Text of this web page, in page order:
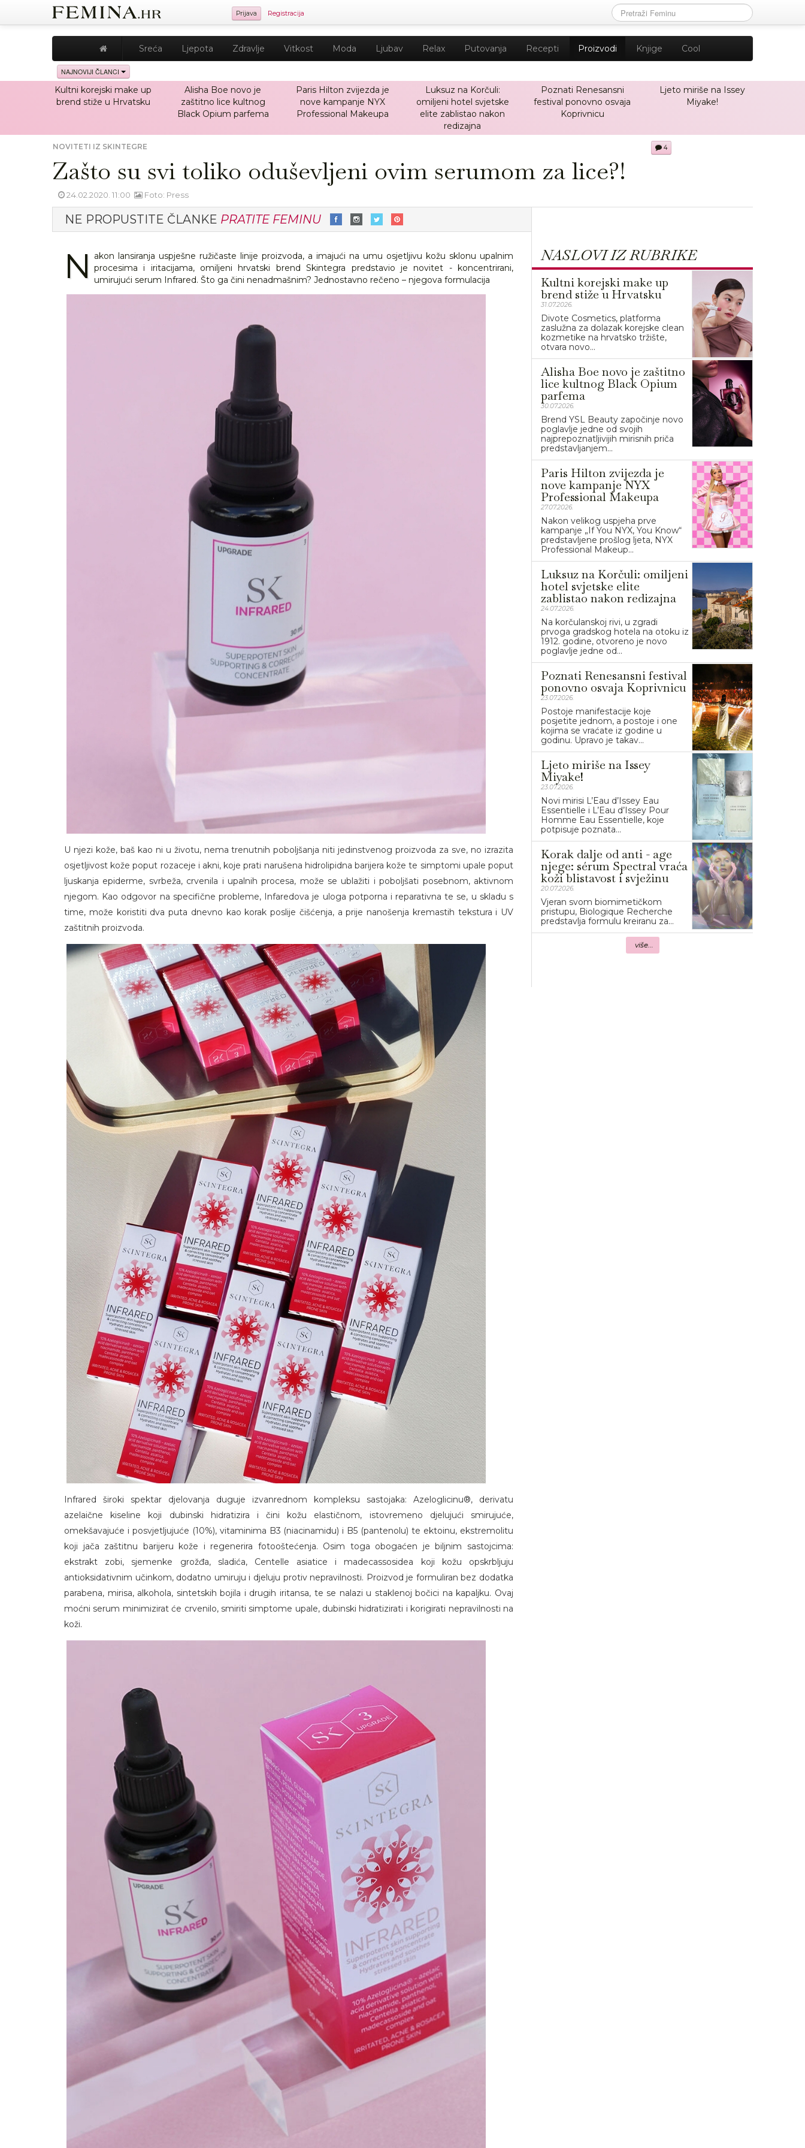
Prijava Registracija
Sreća Ljepota Zdravlje Vitkost Moda Ljubav Relax Putovanja Recepti Proizvodi Knjige Cool
NAJNOVIJI ČLANCI
Kultni korejski make up
brend stiže u Hrvatsku
Alisha Boe novo je
zaštitno lice kultnog
Black Opium parfema
Paris Hilton zvijezda je
nove kampanje NYX
Professional Makeupa
Luksuz na Korčuli:
omiljeni hotel svjetske
elite zablistao nakon
redizajna
Poznati Renesansni
festival ponovno osvaja
Koprivnicu
Ljeto miriše na Issey
Miyake!
NOVITETI IZ SKINTEGRE
Zašto su svi toliko oduševljeni ovim serumom za lice?!
4
24.02.2020. 11:00 Foto: Press
NE PROPUSTITE ČLANKE PRATITE FEMINU
N akon lansiranja uspješne ružičaste linije proizvoda, a imajući na umu osjetljivu kožu sklonu upalnim
procesima i iritacijama, omiljeni hrvatski brend Skintegra predstavio je novitet - koncentrirani,
umirujući serum Infrared. Što ga čini nenadmašnim? Jednostavno rečeno – njegova formulacija
U njezi kože, baš kao ni u životu, nema trenutnih poboljšanja niti jedinstvenog proizvoda za sve, no izrazita
osjetljivost kože poput rozaceje i akni, koje prati narušena hidrolipidna barijera kože te simptomi upale poput
ljuskanja epiderme, svrbeža, crvenila i upalnih procesa, može se ublažiti i poboljšati posebnom, aktivnom
njegom. Kao odgovor na specifične probleme, Infaredova je uloga potporna i reparativna te se, u skladu s
time, može koristiti dva puta dnevno kao korak poslije čišćenja, a prije nanošenja kremastih tekstura i UV
zaštitnih proizvoda.
Infrared široki spektar djelovanja duguje izvanrednom kompleksu sastojaka: Azeloglicinu®, derivatu
azelaične kiseline koji dubinski hidratizira i čini kožu elastičnom, istovremeno djelujući smirujuće,
omekšavajuće i posvjetljujuće (10%), vitaminima B3 (niacinamidu) i B5 (pantenolu) te ektoinu, ekstremolitu
koji jača zaštitnu barijeru kože i regenerira fotooštećenja. Osim toga obogaćen je biljnim sastojcima:
ekstrakt zobi, sjemenke grožđa, sladića, Centelle asiatice i madecassosidea koji kožu opskrbljuju
antioksidativnim učinkom, dodatno umiruju i djeluju protiv nepravilnosti. Proizvod je formuliran bez dodatka
parabena, mirisa, alkohola, sintetskih bojila i drugih iritansa, te se nalazi u staklenoj bočici na kapaljku. Ovaj
moćni serum minimizirat će crvenilo, smiriti simptome upale, dubinski hidratizirati i korigirati nepravilnosti na
koži.
NASLOVI IZ RUBRIKE
Kultni korejski make up
brend stiže u Hrvatsku
31.07.2026.
Divote Cosmetics, platforma
zaslužna za dolazak korejske clean
kozmetike na hrvatsko tržište,
otvara novo...
Alisha Boe novo je zaštitno
lice kultnog Black Opium
parfema
30.07.2026.
Brend YSL Beauty započinje novo
poglavlje jedne od svojih
najprepoznatljivijih mirisnih priča
predstavljanjem...
Paris Hilton zvijezda je
nove kampanje NYX
Professional Makeupa
27.07.2026.
Nakon velikog uspjeha prve
kampanje „If You NYX, You Know“
predstavljene prošlog ljeta, NYX
Professional Makeup...
Luksuz na Korčuli: omiljeni
hotel svjetske elite
zablistao nakon redizajna
24.07.2026.
Na korčulanskoj rivi, u zgradi
prvoga gradskog hotela na otoku iz
1912. godine, otvoreno je novo
poglavlje jedne od...
Poznati Renesansni festival
ponovno osvaja Koprivnicu
23.07.2026.
Postoje manifestacije koje
posjetite jednom, a postoje i one
kojima se vraćate iz godine u
godinu. Upravo je takav...
Ljeto miriše na Issey
Miyake!
23.07.2026.
Novi mirisi L’Eau d’Issey Eau
Essentielle i L’Eau d’Issey Pour
Homme Eau Essentielle, koje
potpisuje poznata...
Korak dalje od anti - age
njege: sérum Spectral vraća
koži blistavost i svježinu
20.07.2026.
Vjeran svom biomimetičkom
pristupu, Biologique Recherche
predstavlja formulu kreiranu za...
više...